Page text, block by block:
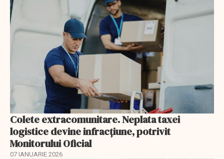
Colete extracomunitare. Neplata taxei
logistice devine infracțiune, potrivit
Monitorului Oficial
07 IANUARIE 2026